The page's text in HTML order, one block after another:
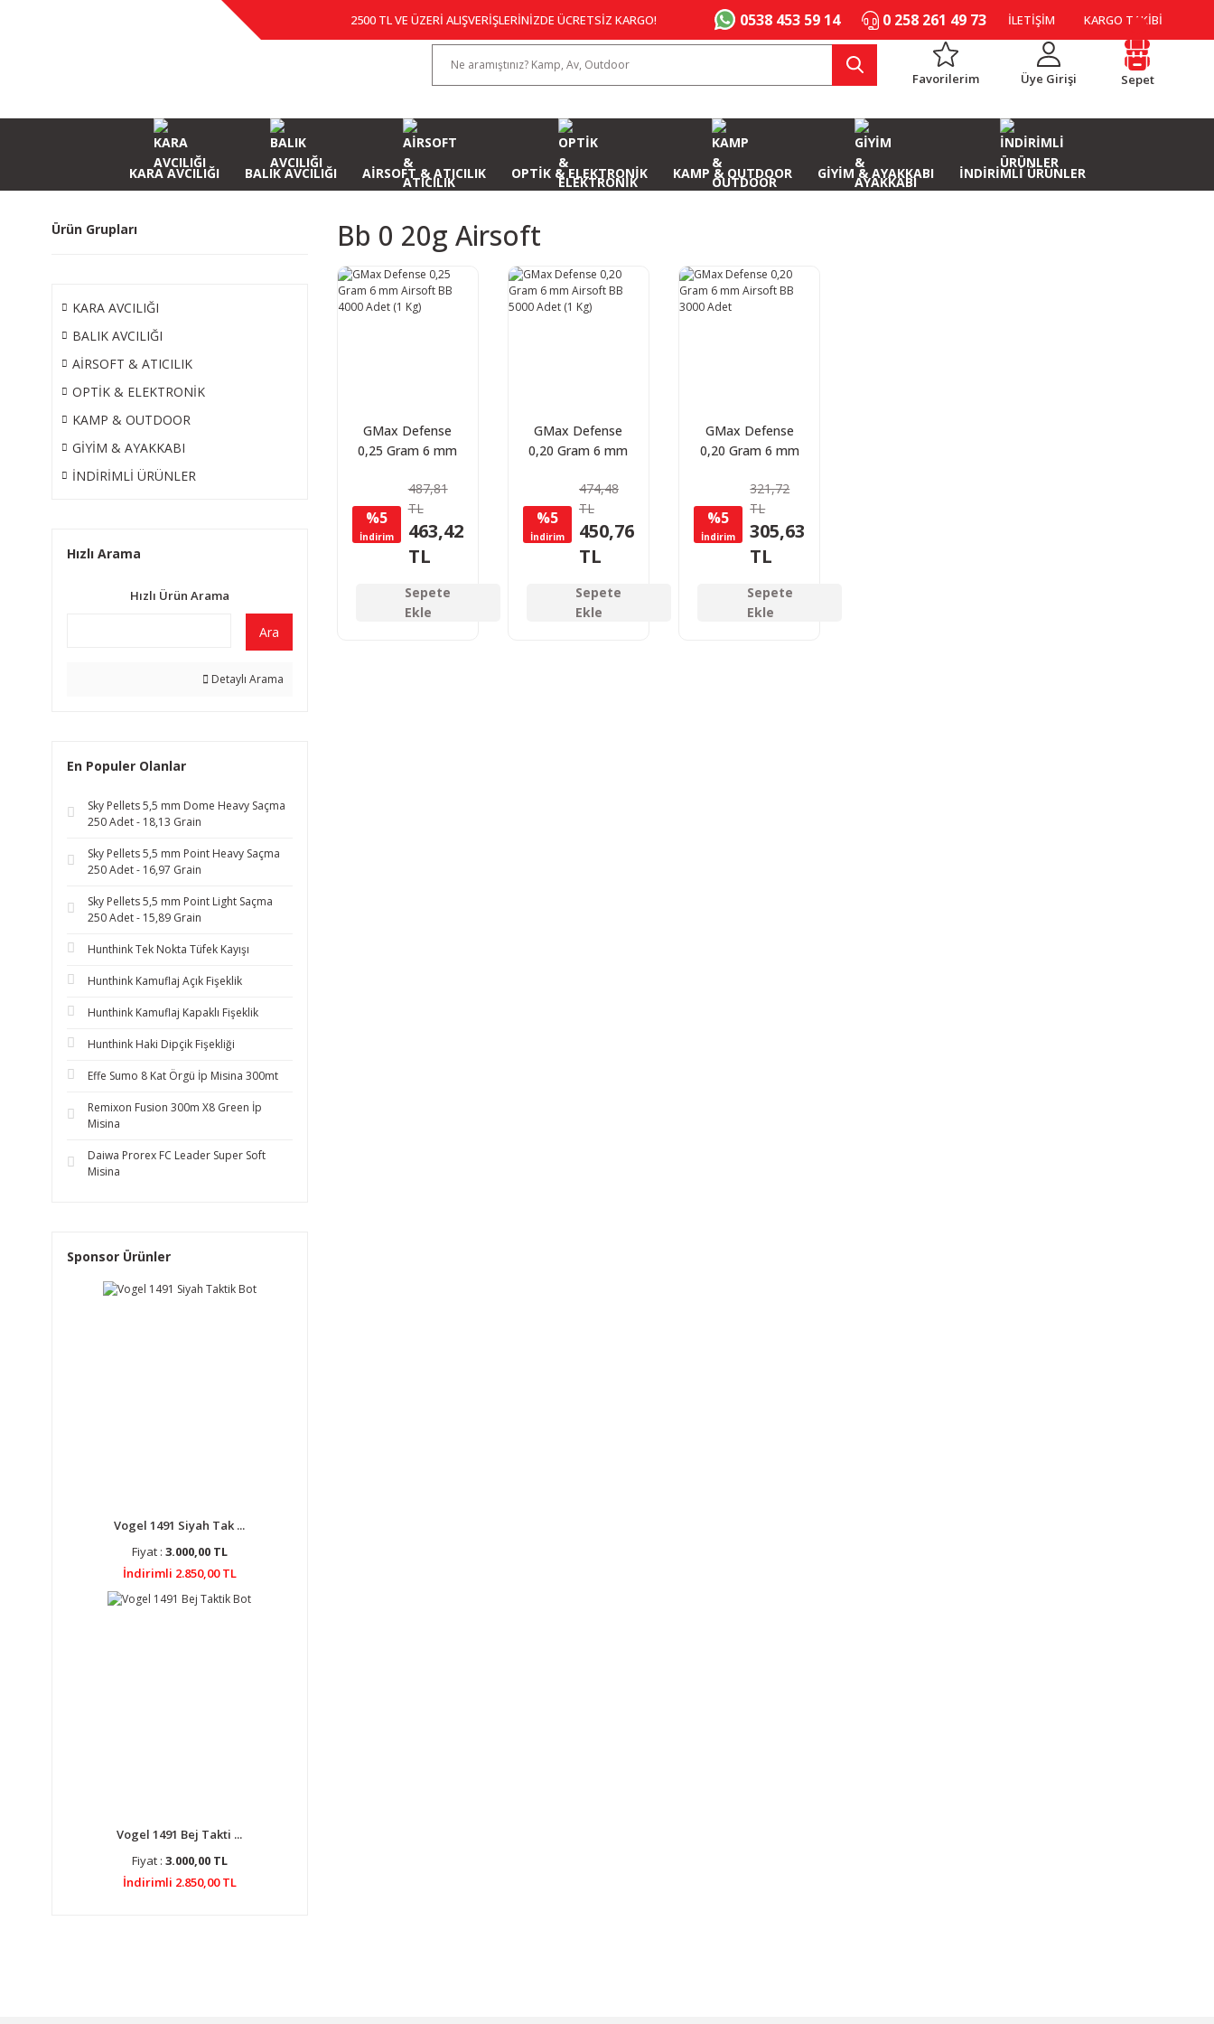
2500 TL VE ÜZERİ ALIŞVERİŞLERİNİZDE ÜCRETSİZ KARGO! 0538 453 59 14 0 258 261 49 73 İLETİŞİM KARGO TAKİBİ
Favorilerim Üye Girişi Sepet
KARA AVCILIĞI BALIK AVCILIĞI AİRSOFT & ATICILIK OPTİK & ELEKTRONİK KAMP & OUTDOOR GİYİM & AYAKKABI İNDİRİMLİ ÜRÜNLER
Ürün Grupları
KARA AVCILIĞI
BALIK AVCILIĞI
AİRSOFT & ATICILIK
OPTİK & ELEKTRONİK
KAMP & OUTDOOR
GİYİM & AYAKKABI
İNDİRİMLİ ÜRÜNLER
Hızlı Arama
Hızlı Ürün Arama
Ara
Detaylı Arama
En Populer Olanlar
Sky Pellets 5,5 mm Dome Heavy Saçma
250 Adet - 18,13 Grain
Sky Pellets 5,5 mm Point Heavy Saçma
250 Adet - 16,97 Grain
Sky Pellets 5,5 mm Point Light Saçma
250 Adet - 15,89 Grain
Hunthink Tek Nokta Tüfek Kayışı
Hunthink Kamuflaj Açık Fişeklik
Hunthink Kamuflaj Kapaklı Fişeklik
Hunthink Haki Dipçik Fişekliği
Effe Sumo 8 Kat Örgü İp Misina 300mt
Remixon Fusion 300m X8 Green İp
Misina
Daiwa Prorex FC Leader Super Soft
Misina
Sponsor Ürünler
Vogel 1491 Siyah Tak ...
Fiyat : 3.000,00 TL
İndirimli 2.850,00 TL
Vogel 1491 Bej Takti ...
Fiyat : 3.000,00 TL
İndirimli 2.850,00 TL
Bb 0 20g Airsoft
GMax Defense
0,25 Gram 6 mm
Adet (1 Kg)
%5
İndirim
487,81
TL
463,42
TL
Sepete
Ekle
GMax Defense
0,20 Gram 6 mm
Adet (1 Kg)
%5
İndirim
474,48
TL
450,76
TL
Sepete
Ekle
GMax Defense
0,20 Gram 6 mm
Adet
%5
İndirim
321,72
TL
305,63
TL
Sepete
Ekle